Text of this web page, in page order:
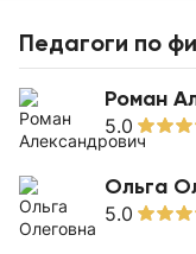
Педагоги по
Роман
5.0
Ольга
5.0